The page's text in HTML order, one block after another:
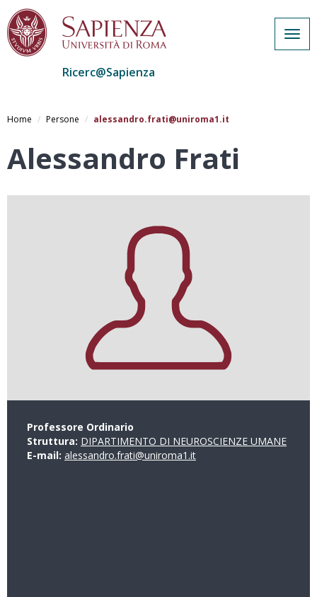
al
principale
Ricerc@Sapienza
Home Persone alessandro.frati@uniroma1.it
Alessandro Frati
Professore Ordinario
Struttura: DIPARTIMENTO DI NEUROSCIENZE UMANE
E-mail: alessandro.frati@uniroma1.it